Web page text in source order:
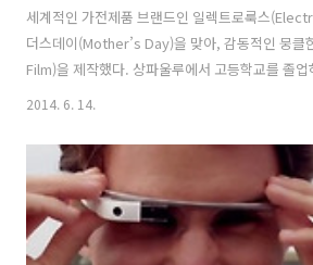
세계적인 가전제품 브랜드인 일렉트로룩스
더스데이(Mother’s Day)을 맞아, 감동적인 뭉클
Film)을 제작했다. 상파울루에서 고등학교를 졸
멀리 대학으로 떠나게 된 레티샤(Leticia)라는 여
웅해주는 대신, 딸을 위해 부지런히 요리를 하고,
화하여 딸이 비행기 내에서 영상편지를 볼 수 있도
한 것. 그리고, 엄마가 일렉트로룩스 제품으로 요
대신 전달해주는데- 훈훈한 분위기가 그대로 느껴
이럴 필름이었다. 물론, 항공사와의 협의나, 모든
2014. 6. 14.